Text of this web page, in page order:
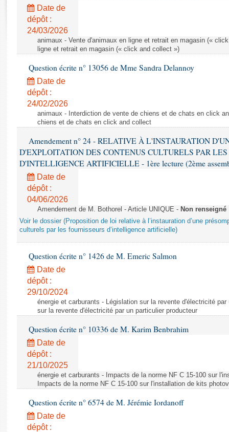
Rapports législatifs
Rapports sur l'application des lois
Baromètre de l’application des lois
Dossiers législatifs
Budget et sécurité sociale
Questions écrites et orales
Comptes rendus des débats
Date de
dépôt :
24/03/2026
animaux - Vente d'animaux en ligne et retrait en magasin («
ligne et retrait en magasin (« click and collect »)
Question écrite n° 13056 de Mme Sandra Delannoy
Date de
dépôt :
24/02/2026
animaux - Interdiction de vente de chiens et de chats en click
chiens et de chats en click and collect
Amendement n° 24 - RELATIVE À L'INSTAURATION
D'EXPLOITATION DES CONTENUS CULTURELS PAR LES
D'INTELLIGENCE ARTIFICIELLE - 1ère lecture (2ème
Date de
dépôt :
04/06/2026
Amendement de M. Bothorel - Article UNIQUE - Non renseigné
Voir le dossier (Proposition de loi relative à l’instauration d’une
culturels par les fournisseurs d’intelligence artificielle)
Question écrite n° 1426 de M. Emeric Salmon
Date de
dépôt :
29/10/2024
énergie et carburants - Législation sur la revente d'électricité
sur la revente d'électricité par un particulier producteur
Question écrite n° 10336 de M. Karim Benbrahim
Date de
dépôt :
21/10/2025
énergie et carburants - Impacts de la norme NF C 15-100 sur
Impacts de la norme NF C 15-100 sur l'installation de kits
Question écrite n° 6574 de M. Jérémie Iordanoff
Date de
dépôt :